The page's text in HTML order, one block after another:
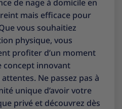
de nage à domicile en
mais efficace pour
vous souhaitiez
physique, vous
profiter d’un moment
concept innovant
Ne passez pas à
unique d’avoir votre
privé et découvrez dès